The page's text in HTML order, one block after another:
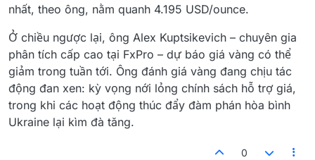
nhất, theo ông, nằm quanh 4.195 USD/ounce.
Ở chiều ngược lại, ông Alex Kuptsikevich – chuyên gia
phân tích cấp cao tại FxPro – dự báo giá vàng có thể
giảm trong tuần tới. Ông đánh giá vàng đang chịu tác
động đan xen: kỳ vọng nới lỏng chính sách hỗ trợ giá,
trong khi các hoạt động thúc đẩy đàm phán hòa bình
Ukraine lại kìm đà tăng.
0